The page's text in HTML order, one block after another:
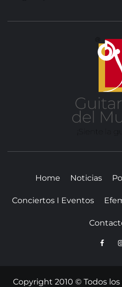
Home Noticias
Conciertos I Eventos
Copyright 2010 © Todos